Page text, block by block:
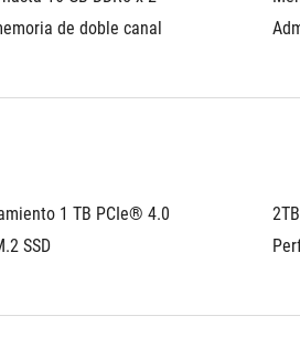
de doble canal
1 TB PCIe® 4.0
SSD